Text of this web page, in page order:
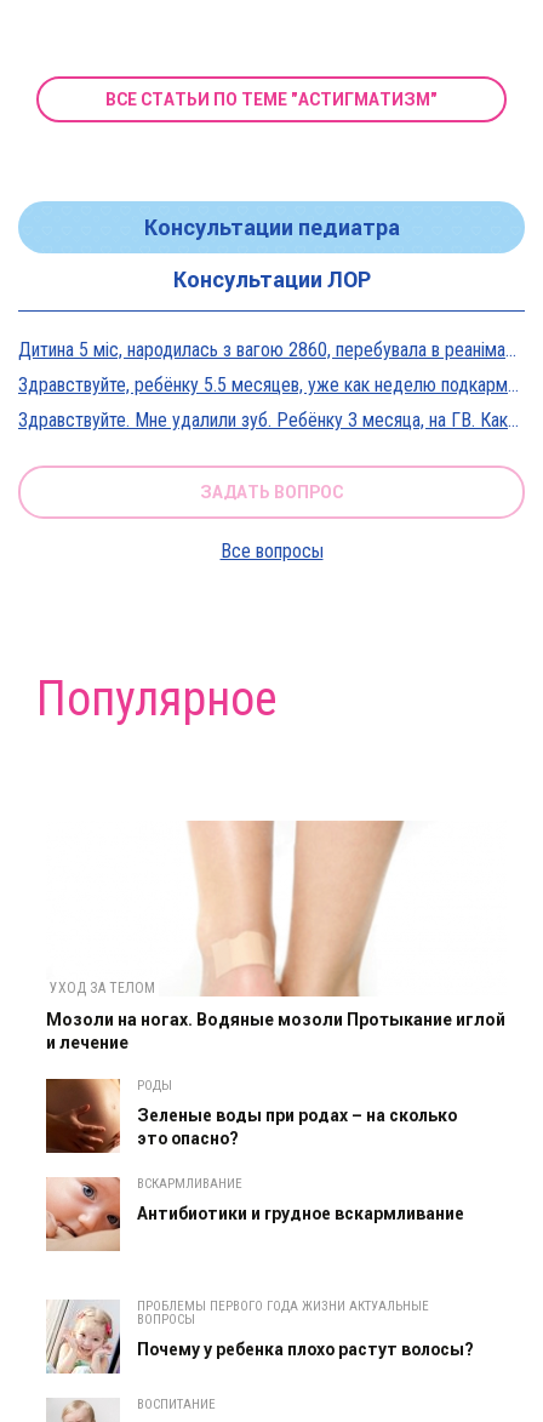
ВСЕ СТАТЬИ ПО ТЕМЕ "АСТИГМАТИЗМ"
Консультации педиатра
Консультации ЛОР
Дитина 5 міс, народилась з вагою 2860, перебувала в реанімації у дуже тяжкому стані, діагноз Гіпоксична енцефалопатія 2 ст. На даний момент вага 5800, відмовляється від їжі, плаче близько 5 днів, періоди активності присутні, стул зі слизом зелений оформлений, на штучному вигодовуванні Нан безлактозний,за раз або з перервами з'їдає 90-120 мл. Прошу допомоги в даній ситуації?
Здравствуйте, ребёнку 5.5 месяцев, уже как неделю подкармливаю смесью, пробовали 3 вида нан, милупа и остановились на малютке премиум, только вчера появились красные пятна вокруг рта после кормления смесью, и мы опять попробовали милупа и нан, реакция осталась, что делать?
Здравствуйте. Мне удалили зуб. Ребёнку 3 месяца, на ГВ. Какие антибиотики можно принимать? Спасибо
ЗАДАТЬ ВОПРОС
Все вопросы
Популярное
УХОД ЗА ТЕЛОМ
Мозоли на ногах. Водяные мозоли Протыкание иглой
и лечение
РОДЫ
Зеленые воды при родах – на сколько
это опасно?
ВСКАРМЛИВАНИЕ
Антибиотики и грудное вскармливание
ПРОБЛЕМЫ ПЕРВОГО ГОДА ЖИЗНИ АКТУАЛЬНЫЕ
ВОПРОСЫ
Почему у ребенка плохо растут волосы?
ВОСПИТАНИЕ